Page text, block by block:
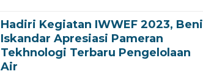
Hadiri Kegiatan IWWEF 2023, Beni
Iskandar Apresiasi Pameran
Tekhnologi Terbaru Pengelolaan
Air